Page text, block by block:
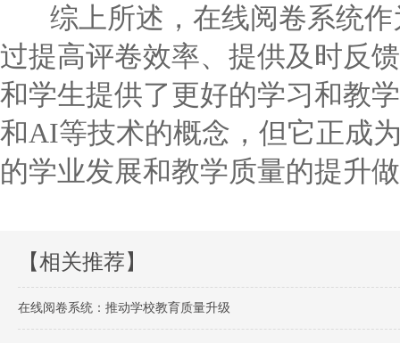
综上所述，在线阅卷系统作
过提高评卷效率、提供及时反
和学生提供了更好的学习和教
和AI等技术的概念，但它正成
的学业发展和教学质量的提升
【相关推荐】
在线阅卷系统：推动学校教育质量升级